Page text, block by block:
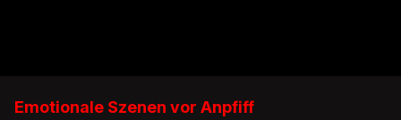
Emotionale Szenen vor Anpfiff